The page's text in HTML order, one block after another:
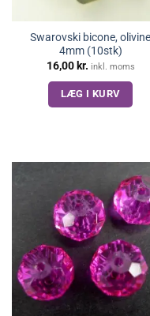
Swarovski bicone, olivine
4mm (10stk)
16,00 kr. inkl. moms
LÆG I KURV